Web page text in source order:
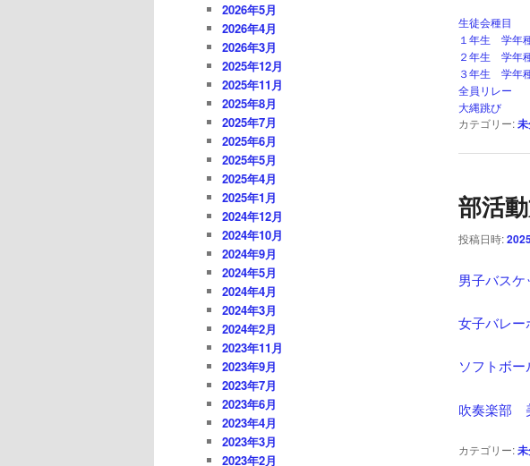
生徒会種目
１年生 学年
２年生 学年
３年生 学年
全員リレー
大縄跳び
カテゴリー:
部活
投稿日時:
男子バス
女子バレー
ソフトボー
吹奏楽部
カテゴリー:
2026年5月
2026年4月
2026年3月
2025年12月
2025年11月
2025年8月
2025年7月
2025年6月
2025年5月
2025年4月
2025年1月
2024年12月
2024年10月
2024年9月
2024年5月
2024年4月
2024年3月
2024年2月
2023年11月
2023年9月
2023年7月
2023年6月
2023年4月
2023年3月
2023年2月